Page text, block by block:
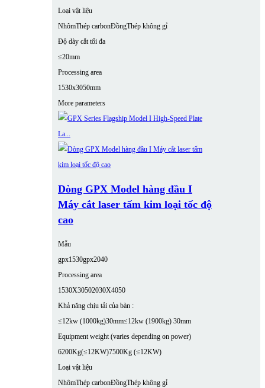
Loại vật liệu
NhômThép carbonĐồngThép không gỉ
Độ dày cắt tối đa
≤20mm
Processing area
1530x3050mm
More parameters
Dòng GPX Model hàng đầu I
Máy cắt laser tấm kim loại tốc độ
cao
Mẫu
gpx1530gpx2040
Processing area
1530X30502030X4050
Khả năng chịu tải của bàn :
≤12kw (1000kg)30mm≤12kw (1900kg) 30mm
Equipment weight (varies depending on power)
6200Kg(≤12KW)7500Kg (≤12KW)
Loại vật liệu
NhômThép carbonĐồngThép không gỉ